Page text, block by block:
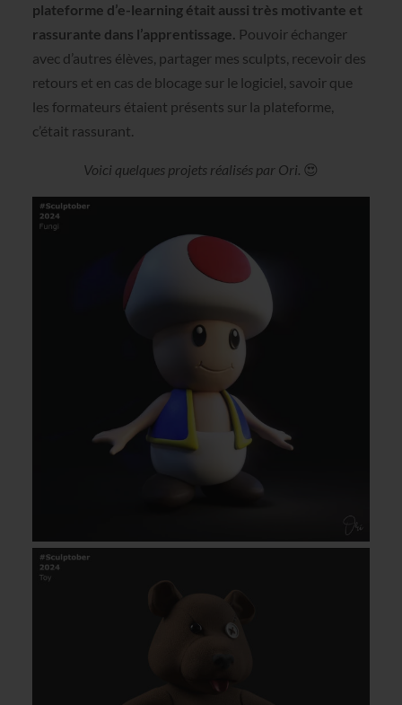
plateforme d’e-learning était aussi très motivante et
rassurante dans l’apprentissage. Pouvoir échanger
avec d’autres élèves, partager mes sculpts, recevoir des
retours et en cas de blocage sur le logiciel, savoir que
les formateurs étaient présents sur la plateforme,
c’était rassurant.
Voici quelques projets réalisés par Ori. 😍